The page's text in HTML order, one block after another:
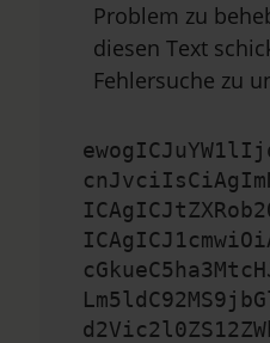
Problem zu
diesen Text
Fehlersuche zu